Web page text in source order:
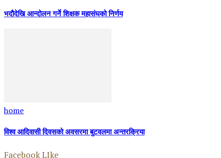
भदौदेखि आन्दोलन गर्ने शिक्षक महासंघको निर्णय
home
विश्व आदिवासी दिवसको अवसरमा बुटवलमा अन्तरक्रिया
Facebook LIke